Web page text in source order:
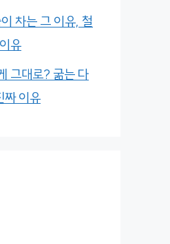
차는 그 이유, 철
유
그대로? 굶는 다
짜 이유